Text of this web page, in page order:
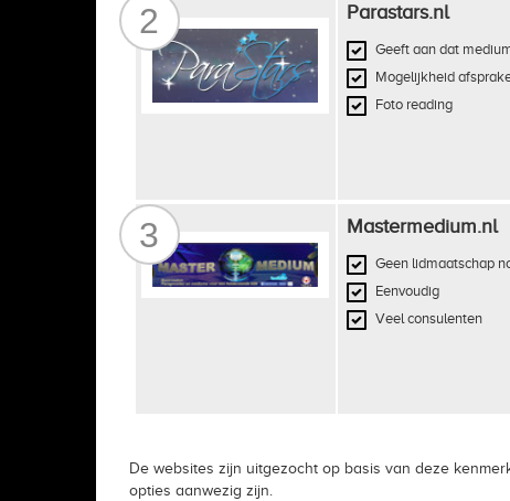
2 Parastars.nl
Geeft aan dat
Mogelijkheid
Foto reading
3 Mastermedium.nl
Geen lidmaatschap
Eenvoudig
Veel consulenten
De websites zijn uitgezocht op basis van deze
opties aanwezig zijn.